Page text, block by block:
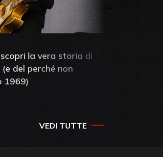
la vera storia di
(e del perché non
1969)
VEDI TUTTE